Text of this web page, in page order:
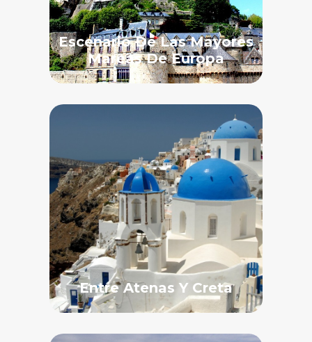
Escenario De Las Mayores
Mareas De Europa
Entre Atenas Y Creta